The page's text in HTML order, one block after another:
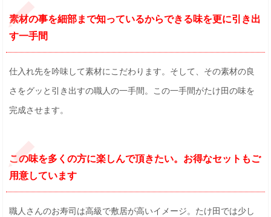
素材の事を細部まで知っているからできる味を更に引き出
す一手間
仕入れ先を吟味して素材にこだわります。そして、その素材の良
さをグッと引き出すの職人の一手間。この一手間がたけ田の味を
完成させます。
この味を多くの方に楽しんで頂きたい。お得なセットもご
用意しています
職人さんのお寿司は高級で敷居が高いイメージ。たけ田では少し